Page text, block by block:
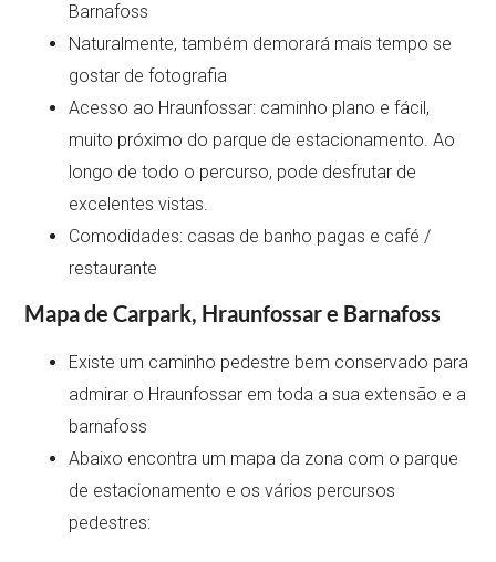
Barnafoss
Naturalmente, também demorará mais tempo se
gostar de fotografia
Acesso ao Hraunfossar: caminho plano e fácil,
muito próximo do parque de estacionamento. Ao
longo de todo o percurso, pode desfrutar de
excelentes vistas.
Comodidades: casas de banho pagas e café /
restaurante
Mapa de Carpark, Hraunfossar e Barnafoss
Existe um caminho pedestre bem conservado para
admirar o Hraunfossar em toda a sua extensão e a
barnafoss
Abaixo encontra um mapa da zona com o parque
de estacionamento e os vários percursos
pedestres: